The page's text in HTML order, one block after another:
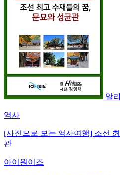
알
역사
[사진으로 보는 역사여행] 조선
관
아이원이즈